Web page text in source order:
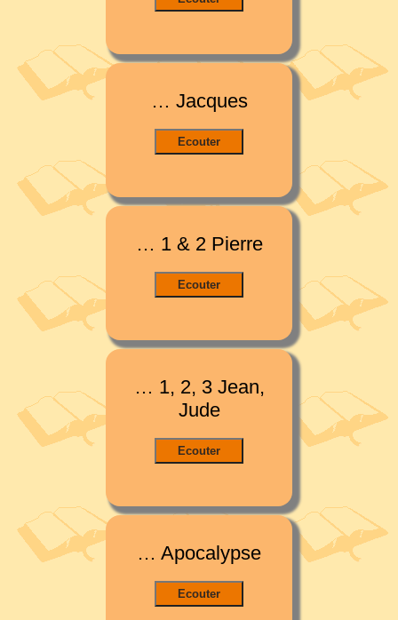
… Jacques
… 1 & 2 Pierre
… 1, 2, 3 Jean,
Jude
… Apocalypse